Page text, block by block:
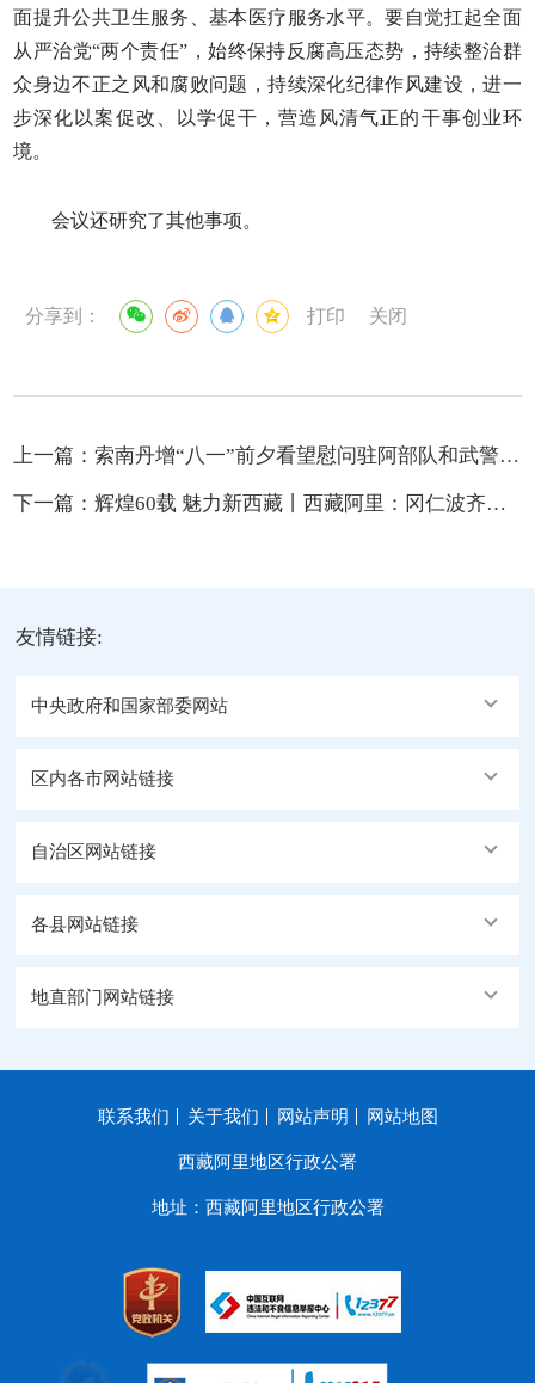
面提升公共卫生服务、基本医疗服务水平。要自觉扛起全面
从严治党“两个责任”，始终保持反腐高压态势，持续整治群
众身边不正之风和腐败问题，持续深化纪律作风建设，进一
步深化以案促改、以学促干，营造风清气正的干事创业环
境。
会议还研究了其他事项。
分享到： 打印 关闭
上一篇： 索南丹增“八一”前夕看望慰问驻阿部队和武警官兵
下一篇： 辉煌60载 魅力新西藏丨西藏阿里：冈仁波齐转山徒步催热文旅产业
友情链接:
中央政府和国家部委网站
区内各市网站链接
自治区网站链接
各县网站链接
地直部门网站链接
联系我们 关于我们 网站声明 网站地图
西藏阿里地区行政公署
地址：西藏阿里地区行政公署